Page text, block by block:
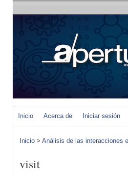
Inicio Acerca de Iniciar sesión
Inicio > Análisis de las interacciones
visit